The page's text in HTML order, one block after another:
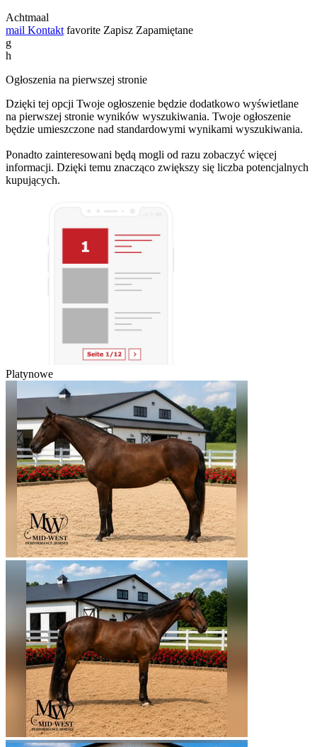
Achtmaal
mail Kontakt favorite Zapisz Zapamiętane
g
h
Ogłoszenia na pierwszej stronie
Dzięki tej opcji Twoje ogłoszenie będzie dodatkowo wyświetlane
na pierwszej stronie wyników wyszukiwania. Twoje ogłoszenie
będzie umieszczone nad standardowymi wynikami wyszukiwania.
Ponadto zainteresowani będą mogli od razu zobaczyć więcej
informacji. Dzięki temu znacząco zwiększy się liczba potencjalnych
kupujących.
Platynowe